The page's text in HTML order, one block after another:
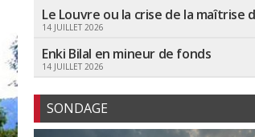
Le Louvre ou la crise de la maîtrise
14 JUILLET 2026
Enki Bilal en mineur de fonds
14 JUILLET 2026
SONDAGE